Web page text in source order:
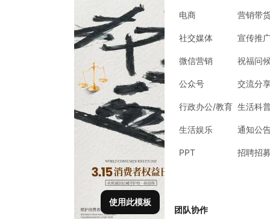
电商
社交媒体
微信营销
公众号
行政办公/教育
生活娱乐
PPT
营销带
宣传推
祝福问
交流分
生活科
通知公
招聘招
团队协作
使用此模板